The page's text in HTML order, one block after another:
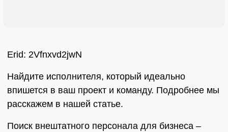
Erid: 2Vfnxvd2jwN
Найдите исполнителя, который идеально
впишется в ваш проект и команду. Подробнее мы
расскажем в нашей статье.
Поиск внештатного персонала для бизнеса –